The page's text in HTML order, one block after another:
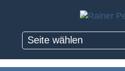
Seite wählen